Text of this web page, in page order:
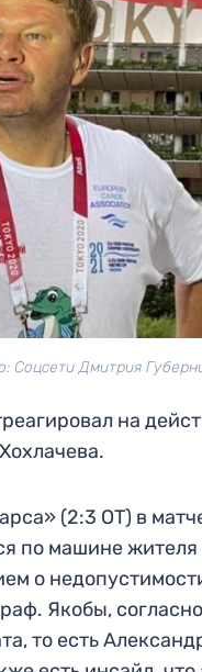
Соцсети Дмитрия
на
(2:3 ОТ) в
по машине жителя
о
Якобы,
то есть